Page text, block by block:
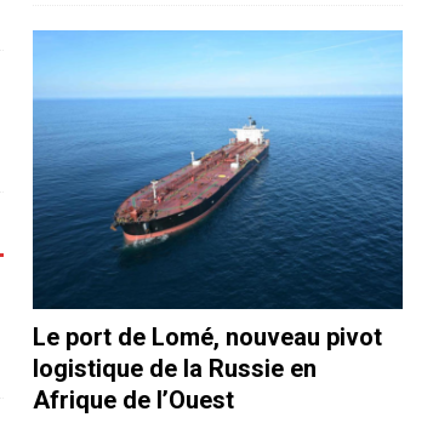
Le port de Lomé, nouveau pivot
logistique de la Russie en
Afrique de l’Ouest